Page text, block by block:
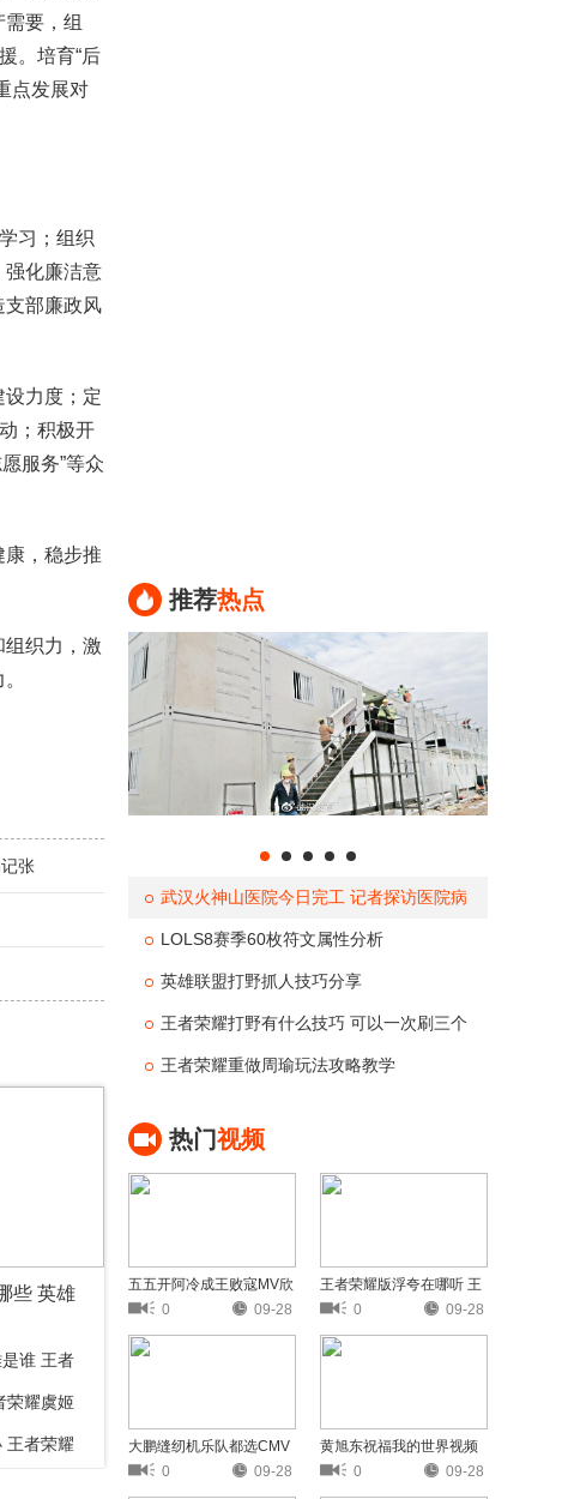
要，组
。培育“后
点发展对
习；组织
强化廉洁意
支部廉政风
力度；定
；积极开
服务”等众
，稳步推
织力，激
张
些 英雄
谁 王者
荣耀虞姬
王者荣耀
推荐热点
武汉火神山医院今日完工 记者探访医院病
房医疗设备设施一流
LOLS8赛季60枚符文属性分析
英雄联盟打野抓人技巧分享
王者荣耀打野有什么技巧 可以一次刷三个
野怪的英雄
王者荣耀重做周瑜玩法攻略教学
热门视频
五五开阿冷成王败寇MV欣
赏
0 09-28
王者荣耀版浮夸在哪听 王
者荣耀版浮夸歌词欣赏
0 09-28
大鹏缝纫机乐队都选CMV
欣赏 0 09-28
黄旭东祝福我的世界视频
黄旭东奶我的世界视频分
享
0 09-28